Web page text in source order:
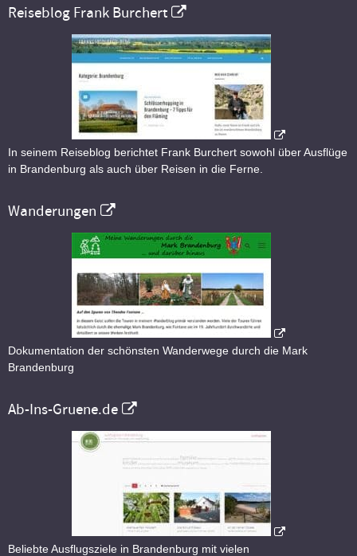
Reiseblog Frank Burchert
In seinem Reiseblog berichtet Frank Burchert sowohl über Ausflüge
in Brandenburg als auch über Reisen in die Ferne.
Wanderungen
Dokumentation der schönsten Wanderwege durch die Mark
Brandenburg
Ab-Ins-Gruene.de
Beliebte Ausflugsziele in Brandenburg mit vielen